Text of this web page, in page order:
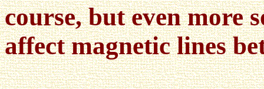
course, but even more
affect magnetic lines